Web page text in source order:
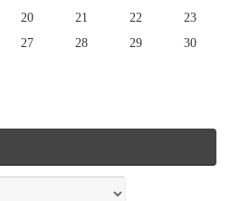
20 21 22
23
27 28 29
30